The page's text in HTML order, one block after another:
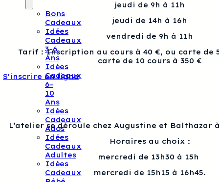
Bons
Cadeaux
Idées
Cadeaux
3-6
Ans
Idées
Cadeaux
6-
10
Ans
Idées
Cadeaux
Ados
Idées
Cadeaux
Adultes
Idées
Cadeaux
jeudi de 9h à 11h
jeudi de 14h à 16h
vendredi de 9h à 11h
Tarif : Inscription au cours à 40 €, ou carte de
carte de 10 cours à 350 €
S'inscrire en ligne
L’atelier se déroule chez Augustine et Balthazar
Horaires au choix :
mercredi de 13h30 à 15h
mercredi de 15h15 à 16h45.